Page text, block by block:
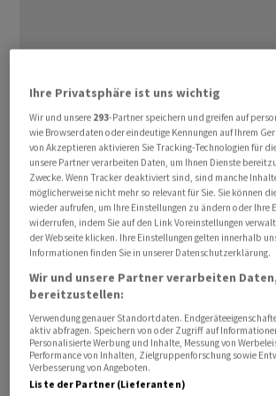
Der Bundesrat will die islamistische
Palästinenserorganisation Hamas für
verbieten. Er hat dafür am Mittwoch
entsprechenden Gesetzesentwurf in die
Vernehmlassung geschickt. Betroffen
auch mit der Hamas verwandte
Der Bundesrat verspricht sich vom
Organisation «eine präventive und
wie er in einer Mitteilung schrieb. So
Risiko verringert werden, dass die
verwandte Organisationen die Schweiz
nutzen. Auch die Terrorbedrohung in
Ihre Privatsphäre ist uns wichtig
Wir und unsere 293-Partner speichern und greifen auf
wie Browserdaten oder eindeutige Kennungen auf Ihrem
von Akzeptieren aktivieren Sie Tracking-Technologien für
unsere Partner verarbeiten Daten, um Ihnen Dienste
Zwecke. Wenn Tracker deaktiviert sind, sind manche
möglicherweise nicht mehr so relevant für Sie. Sie können
wieder aufrufen, um Ihre Einstellungen zu ändern oder Ihre
widerrufen, indem Sie auf den Link Voreinstellungen
der Webseite klicken. Ihre Einstellungen gelten innerhalb
Informationen finden Sie in unserer Datenschutzerklärung.
Wir und unsere Partner verarbeiten
bereitzustellen:
Verwendung genauer Standortdaten.
aktiv abfragen. Speichern von oder Zugriff auf
Personalisierte Werbung und Inhalte, Messung von
Performance von Inhalten, Zielgruppenforschung sowie
Verbesserung von Angeboten.
Liste der Partner (Lieferanten)